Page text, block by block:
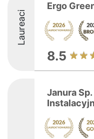
Laureaci
Ergo
8.5
Janura